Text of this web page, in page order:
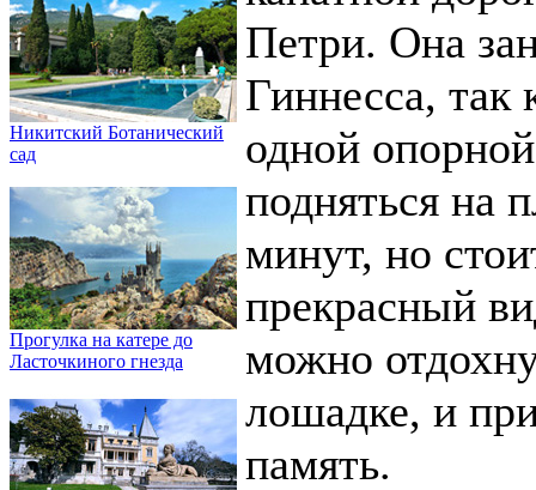
Никитский Ботанический
сад
Прогулка на катере до
Ласточкиного гнезда
Петри. Она
Гиннесса, так
одной
подняться на
минут, но
прекрасный
можно
лошадке, и
память.